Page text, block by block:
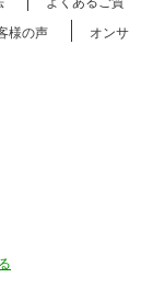
様の声
オンサ